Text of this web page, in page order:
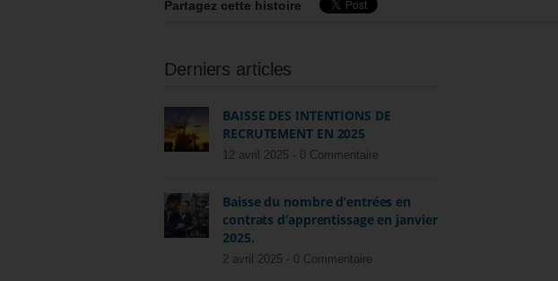
Partagez cette histoire
Derniers articles
BAISSE DES INTENTIONS DE
RECRUTEMENT EN 2025
12 avril 2025 - 0 Commentaire
Baisse du nombre d’entrées en
contrats d’apprentissage en janvier
2025.
2 avril 2025 - 0 Commentaire